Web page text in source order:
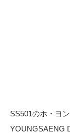
SS501のホ・ヨ
YOUNGSAENG